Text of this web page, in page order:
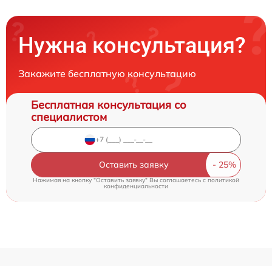
Нужна консультация?
Закажите бесплатную консультацию
Бесплатная консультация со
специалистом
Оставить заявку
Нажимая на кнопку "Оставить заявку" Вы соглашаетесь cполитикой
конфиденциальности